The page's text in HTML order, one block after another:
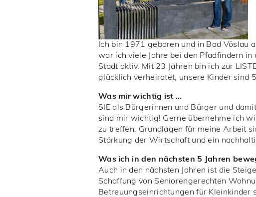
Ich bin 1971 geboren und in Bad Vöslau
war ich viele Jahre bei den Pfadfindern
Stadt aktiv. Mit 23 Jahren bin ich zur
glücklich verheiratet, unsere Kinder sind
Was mir wichtig ist …
SIE als Bürgerinnen und Bürger und
sind mir wichtig! Gerne übernehme ich
zu treffen. Grundlagen für meine Arbeit
Stärkung der Wirtschaft und ein
Was ich in den nächsten 5 Jahren
Auch in den nächsten Jahren ist die
Schaffung von Seniorengerechten
Betreuungseinrichtungen für Kleinkinder